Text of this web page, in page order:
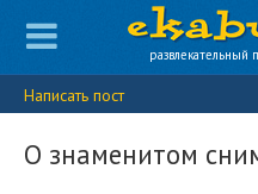
развлекательный
Написать пост
О знаменитом